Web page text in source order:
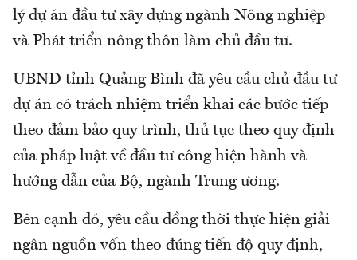
lý dự án đầu tư xây dựng ngành Nông nghiệp
và Phát triển nông thôn làm chủ đầu tư.
UBND tỉnh Quảng Bình đã yêu cầu chủ đầu tư
dự án có trách nhiệm triển khai các bước tiếp
theo đảm bảo quy trình, thủ tục theo quy định
của pháp luật về đầu tư công hiện hành và
hướng dẫn của Bộ, ngành Trung ương.
Bên cạnh đó, yêu cầu đồng thời thực hiện giải
ngân nguồn vốn theo đúng tiến độ quy định,